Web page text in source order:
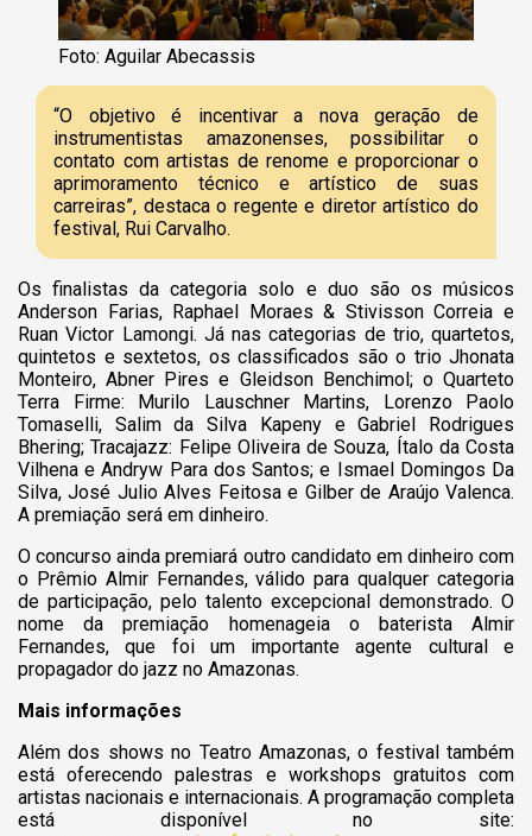
Foto: Aguilar Abecassis
“O objetivo é incentivar a nova geração de
instrumentistas amazonenses, possibilitar o
contato com artistas de renome e proporcionar o
aprimoramento técnico e artístico de suas
carreiras”, destaca o regente e diretor artístico do
festival, Rui Carvalho.
Os finalistas da categoria solo e duo são os músicos
Anderson Farias, Raphael Moraes & Stivisson Correia e
Ruan Victor Lamongi. Já nas categorias de trio, quartetos,
quintetos e sextetos, os classificados são o trio Jhonata
Monteiro, Abner Pires e Gleidson Benchimol; o Quarteto
Terra Firme: Murilo Lauschner Martins, Lorenzo Paolo
Tomaselli, Salim da Silva Kapeny e Gabriel Rodrigues
Bhering; Tracajazz: Felipe Oliveira de Souza, Ítalo da Costa
Vilhena e Andryw Para dos Santos; e Ismael Domingos Da
Silva, José Julio Alves Feitosa e Gilber de Araújo Valenca.
A premiação será em dinheiro.
O concurso ainda premiará outro candidato em dinheiro com
o Prêmio Almir Fernandes, válido para qualquer categoria
de participação, pelo talento excepcional demonstrado. O
nome da premiação homenageia o baterista Almir
Fernandes, que foi um importante agente cultural e
propagador do jazz no Amazonas.
Mais informações
Além dos shows no Teatro Amazonas, o festival também
está oferecendo palestras e workshops gratuitos com
artistas nacionais e internacionais. A programação completa
está disponível no site: